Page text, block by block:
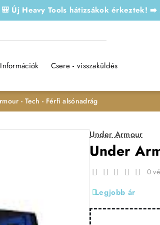
🎒 Új Heavy Tools hátizsákok érkeztek! ➡️
Információk Csere - visszaküldés
- Tech - Férfi alsónadrág
Under Armour
Under
Legjobb ár
0